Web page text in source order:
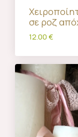
σε ροζ
12.00 €